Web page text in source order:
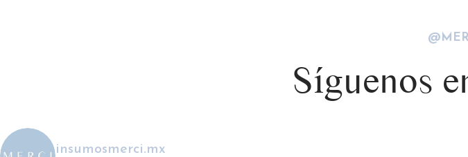
Síguenos
insumosmerci.mx